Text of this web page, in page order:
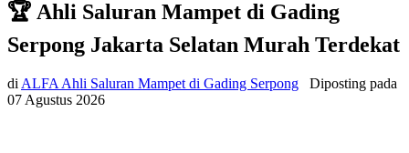
🏆 Ahli Saluran Mampet di Gading
Serpong Jakarta Selatan Murah Terdekat
di ALFA Ahli Saluran Mampet di Gading Serpong
Diposting pada
07 Agustus 2026